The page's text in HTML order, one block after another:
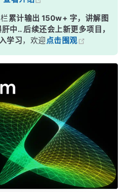
累计输出 150w+ 字，讲解图
中.. 后续还会上新更多项目，
学习，欢迎点击围观